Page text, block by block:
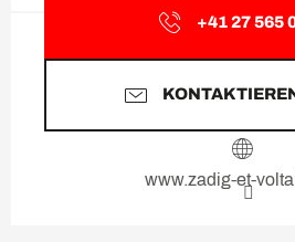
+41 27 565
www.zadig-et-